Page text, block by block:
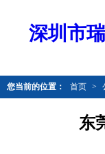
深圳市
您当前的位置： 首页 >
东